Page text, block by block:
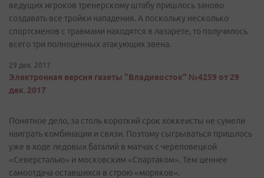
ведущих игроков тренерскому штабу пришлось заново
создавать все тройки нападения. А поскольку несколько
спортсменов с травмами находятся в лазарете, то получилось
всего три полноценных атакующих звена.
29 дек. 2017
Электронная версия газеты "Владивосток" №4259 от 29
дек. 2017
Понятное дело, за столь короткий срок хоккеисты не сумели
наиграть комбинации и связи. Поэтому сыгрываться пришлось
уже в ходе ледовых баталий в матчах с череповецкой
«Северсталью» и московским «Спартаком». Тем ценнее
самоотдача оставшихся в строю «моряков».